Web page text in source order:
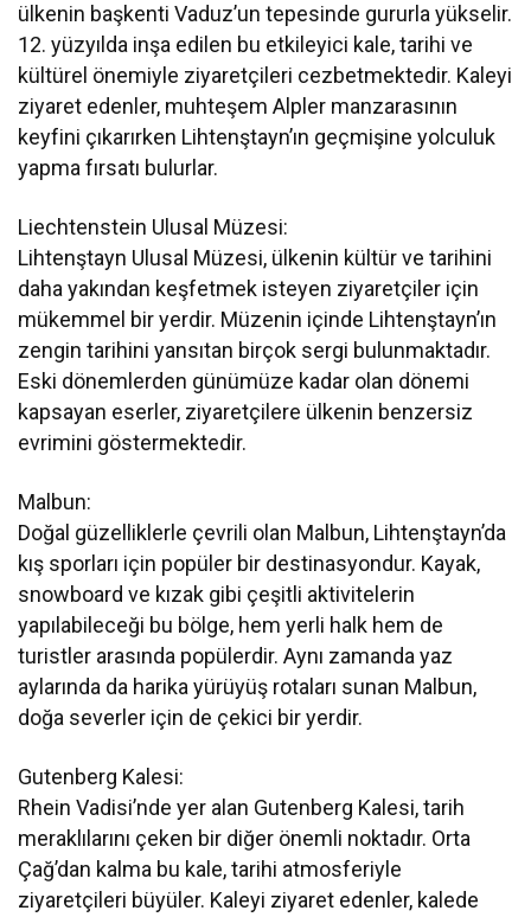
ülkenin başkenti Vaduz’un tepesinde gururla yükselir.
12. yüzyılda inşa edilen bu etkileyici kale, tarihi ve
kültürel önemiyle ziyaretçileri cezbetmektedir. Kaleyi
ziyaret edenler, muhteşem Alpler manzarasının
keyfini çıkarırken Lihtenştayn’ın geçmişine yolculuk
yapma fırsatı bulurlar.
Liechtenstein Ulusal Müzesi:
Lihtenştayn Ulusal Müzesi, ülkenin kültür ve tarihini
daha yakından keşfetmek isteyen ziyaretçiler için
mükemmel bir yerdir. Müzenin içinde Lihtenştayn’ın
zengin tarihini yansıtan birçok sergi bulunmaktadır.
Eski dönemlerden günümüze kadar olan dönemi
kapsayan eserler, ziyaretçilere ülkenin benzersiz
evrimini göstermektedir.
Malbun:
Doğal güzelliklerle çevrili olan Malbun, Lihtenştayn’da
kış sporları için popüler bir destinasyondur. Kayak,
snowboard ve kızak gibi çeşitli aktivitelerin
yapılabileceği bu bölge, hem yerli halk hem de
turistler arasında popülerdir. Aynı zamanda yaz
aylarında da harika yürüyüş rotaları sunan Malbun,
doğa severler için de çekici bir yerdir.
Gutenberg Kalesi:
Rhein Vadisi’nde yer alan Gutenberg Kalesi, tarih
meraklılarını çeken bir diğer önemli noktadır. Orta
Çağ’dan kalma bu kale, tarihi atmosferiyle
ziyaretçileri büyüler. Kaleyi ziyaret edenler, kalede